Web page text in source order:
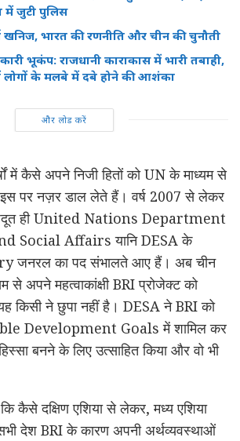
में जुटी पुलिस
खनिज, भारत की रणनीति और चीन की चुनौती
भूकंप: राजधानी काराकास में भारी तबाही,
लोगों के मलबे में दबे होने की आशंका
और लोड करें
में कैसे अपने निजी हितों को UN के माध्यम से
इस पर नज़र डाल लेते हैं। वर्ष 2007 से लेकर
ही United Nations Department
Social Affairs यानि DESA के
जनरल का पद संभालते आए हैं। अब चीन
अपने महत्वाकांक्षी BRI प्रोजेक्ट को
किसी ने छुपा नहीं है। DESA ने BRI को
Development Goals में शामिल कर
बनने के लिए उत्साहित किया और वो भी
दक्षिण एशिया से लेकर, मध्य एशिया
देश BRI के कारण अपनी अर्थव्यवस्थाओं